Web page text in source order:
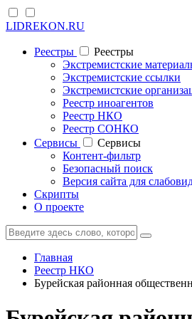
LIDREKON.RU
Реестры
Реестры
Экстремистские
Экстремистские ссылки
Экстремистские
Реестр иноагентов
Реестр НКО
Реестр СОНКО
Cервисы
Cервисы
Контент-фильтр
Безопасный поиск
Версия сайта для
Скрипты
О проекте
Главная
Реестр НКО
Бурейская районная